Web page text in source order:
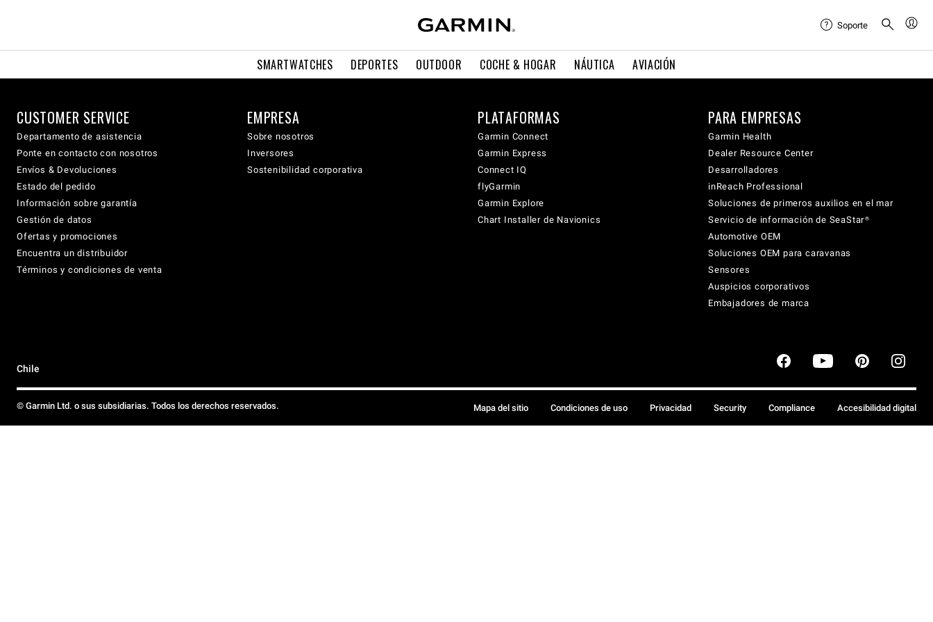
SMARTWATCHES DEPORTES OUTDOOR COCHE & HOGAR NÁUTICA AVIACIÓN
Soporte
CUSTOMER SERVICE
Departamento de asistencia
Ponte en contacto con nosotros
Envíos & Devoluciones
Estado del pedido
Información sobre garantía
Gestión de datos
Ofertas y promociones
Encuentra un distribuidor
Términos y condiciones de venta
EMPRESA
Sobre nosotros
Inversores
Sostenibilidad corporativa
PLATAFORMAS
Garmin Connect
Garmin Express
Connect IQ
flyGarmin
Garmin Explore
Chart Installer de Navionics
PARA EMPRESAS
Garmin Health
Dealer Resource Center
Desarrolladores
inReach Professional
Soluciones de primeros auxilios en el mar
Servicio de información de SeaStar®
Automotive OEM
Soluciones OEM para caravanas
Sensores
Auspicios corporativos
Embajadores de marca
Chile
© Garmin Ltd. o sus subsidiarias. Todos los derechos reservados. Mapa del sitio Condiciones de uso Privacidad Security Compliance Accesibilidad digital